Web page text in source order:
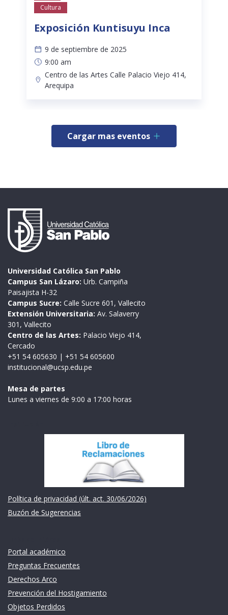
Cultura
Exposición Kuntisuyu Inca
9 de septiembre de 2025
9:00 am
Centro de las Artes Calle Palacio Viejo 414,
Arequipa
Cargar mas eventos
Universidad Católica San Pablo
Campus San Lázaro: Urb. Campiña
Paisajista H-32
Campus Sucre: Calle Sucre 601, Vallecito
Extensión Universitaria: Av. Salaverry
301, Vallecito
Centro de las Artes: Palacio Viejo 414,
Cercado
+51 54 605630 | +51 54 605600
institucional@ucsp.edu.pe
Mesa de partes
Lunes a viernes de 9:00 a 17:00 horas
Política de privacidad (últ. act. 30/06/2026)
Buzón de Sugerencias
Portal académico
Preguntas Frecuentes
Derechos Arco
Prevención del Hostigamiento
Objetos Perdidos